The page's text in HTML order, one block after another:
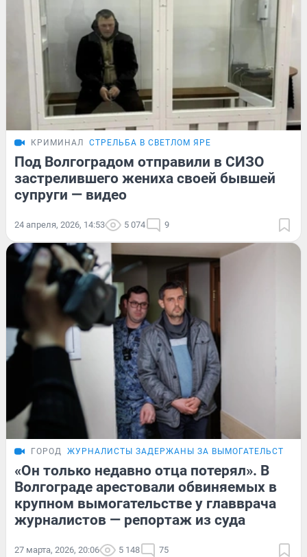
КРИМИНАЛ СТРЕЛЬБА В СВЕТЛОМ ЯРЕ
Под Волгоградом отправили в СИЗО
застрелившего жениха своей бывшей
супруги — видео
24 апреля, 2026, 14:53 5 074 9
ГОРОД ЖУРНАЛИСТЫ ЗАДЕРЖАНЫ ЗА ВЫМОГАТЕЛЬСТВО
«Он только недавно отца потерял». В
Волгограде арестовали обвиняемых в
крупном вымогательстве у главврача
журналистов — репортаж из суда
27 марта, 2026, 20:06 5 148 75